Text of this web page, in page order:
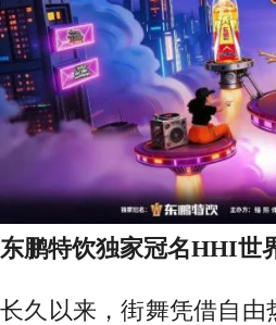
东鹏特饮独家冠名HHI世
长久以来，街舞凭借自